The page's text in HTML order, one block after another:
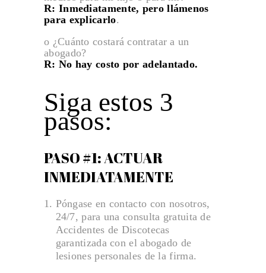
Lesiones Personales en Accidentes en Hoteles
Lesiones Personales en Aparcamientos o Estacionamientos
Lesiones Personales en Autobús
Lesiones Personales Relacionados con el Deporte
MALAPRACTICA MEDICA
MALTRATO EN HOGAR DE ANCIANOS
Nuestra misión
Política de privacidad
RESPONSABILIDAD DE LOCALES
R: Inmediatamente, pero llámenos
para explicarlo.
o ¿Cuánto costará contratar a un
abogado?
R: No hay costo por adelantado.
Siga estos 3
pasos:
PASO #1: ACTUAR
INMEDIATAMENTE
Póngase en contacto con nosotros,
24/7, para una consulta gratuita de
Accidentes de Discotecas
garantizada con el abogado de
lesiones personales de la firma.